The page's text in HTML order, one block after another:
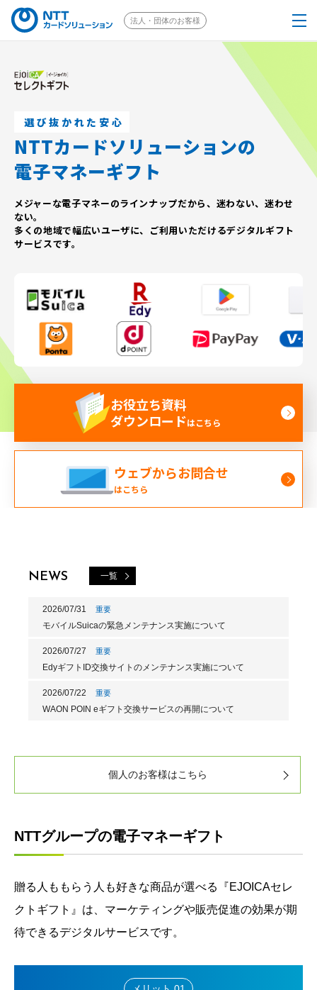
法人・団体のお客様
選べるギフト
採用事例
よくあるご質問
デジタルギフト活用ラボ
個人のお客様はこちら
選び抜かれた安心
NTTカードソリューションの
電子マネーギフト
メジャーな電子マネーのラインナップだから、迷わない、迷わせ
ない。
多くの地域で幅広いユーザに、ご利用いただけるデジタルギフト
サービスです。
お役立ち資料
ダウンロードはこちら
ウェブからお問合せ
はこちら
NEWS 一覧
2026/07/31 重要
モバイルSuicaの緊急メンテナンス実施について
2026/07/27 重要
EdyギフトID交換サイトのメンテナンス実施について
2026/07/22 重要
WAON POIN eギフト交換サービスの再開について
個人のお客様はこちら
NTTグループの電子マネーギフト
贈る人ももらう人も好きな商品が選べる『EJOICAセレ
クトギフト』は、マーケティングや販売促進の効果が期
待できるデジタルサービスです。